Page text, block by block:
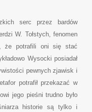
serc przez bardów
W. Tołstych, fenomen
że potrafili oni się stać
Wysocki posiadał
pewnych zjawisk i
potrafił przekazać w
jego pieśni trudno było
historie są tylko i